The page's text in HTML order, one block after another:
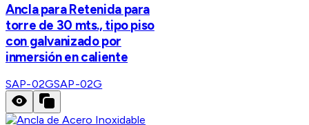
Ancla para Retenida para
torre de 30 mts., tipo piso
con galvanizado por
inmersión en caliente
SAP-02GSAP-02G